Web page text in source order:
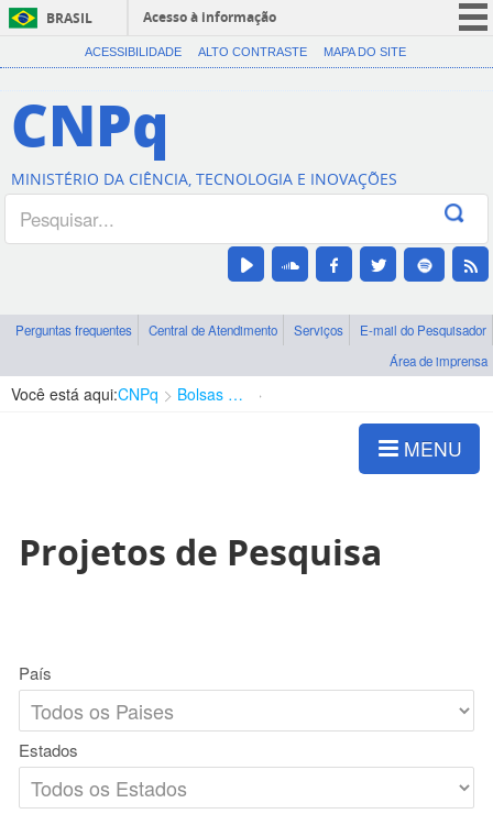
BRASIL
Acesso à informação
CORONAVÍRUS (COVID-19)
Canais
ACESSIBILIDADE ALTO CONTRASTE MAPA DO SITE
CNPq
MINISTÉRIO DA CIÊNCIA, TECNOLOGIA E INOVAÇÕES
Perguntas frequentes Central de Atendimento Serviços
E-mail do Pesquisador
Área de imprensa
Você está aqui:CNPq Bolsas e Auxílios Vigentes
MENU
Projetos de Pesquisa
País
Estados